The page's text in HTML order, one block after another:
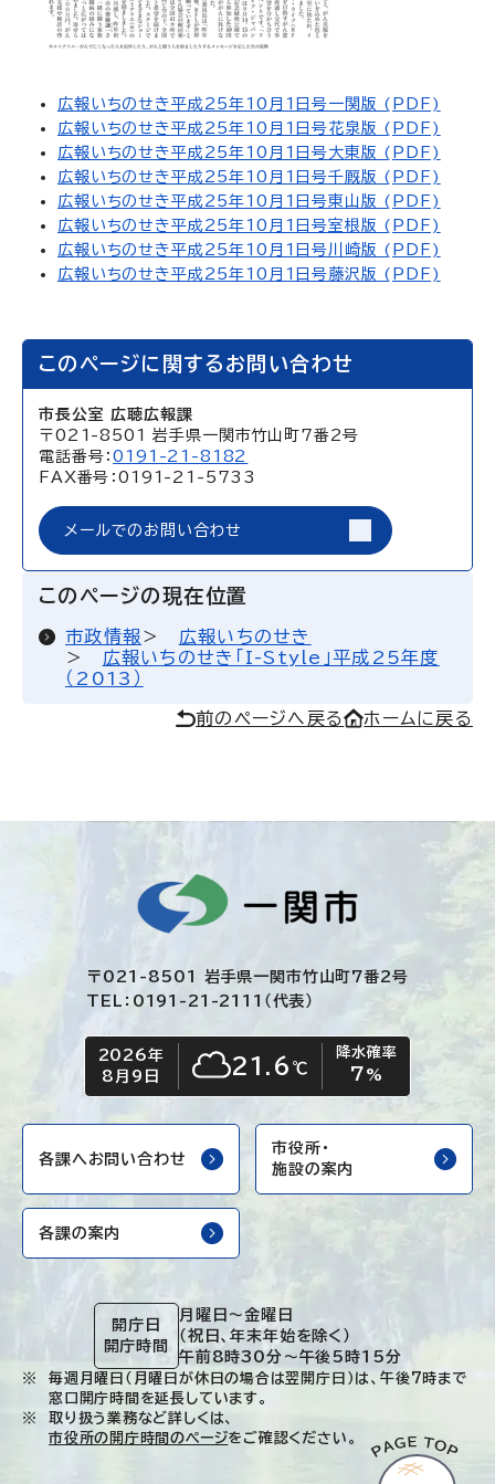
広報いちのせき平成25年10月1日号一関版 (PDF)
広報いちのせき平成25年10月1日号花泉版 (PDF)
広報いちのせき平成25年10月1日号大東版 (PDF)
広報いちのせき平成25年10月1日号千厩版 (PDF)
広報いちのせき平成25年10月1日号東山版 (PDF)
広報いちのせき平成25年10月1日号室根版 (PDF)
広報いちのせき平成25年10月1日号川崎版 (PDF)
広報いちのせき平成25年10月1日号藤沢版 (PDF)
このページに関するお問い合わせ
市長公室 広聴広報課
〒021-8501 岩手県一関市竹山町7番2号
電話番号：0191-21-8182
FAX番号：0191-21-5733
メールでのお問い合わせ
このページの現在位置
市政情報
広報いちのせき
広報いちのせき「I-Style」平成25年度
（2013）
前のページへ戻る ホームに戻る
〒021-8501 岩手県一関市竹山町7番2号
TEL：0191-21-2111（代表）
今日の日付
2026年
8月9日
今日の天気
くもり21.6 ℃
降水確率
7 %
各課へお問い合わせ
市役所・
施設の案内
各課の案内
開庁日
開庁時間
月曜日～金曜日
（祝日、年末年始を除く）
午前8時30分～午後5時15分
毎週月曜日（月曜日が休日の場合は翌開庁日）は、午後7時まで
窓口開庁時間を延長しています。
取り扱う業務など詳しくは、
市役所の開庁時間のページをご確認ください。